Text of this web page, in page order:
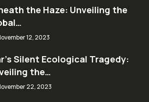
the Haze: Unveiling the
12, 2023
Silent Ecological Tragedy:
the…
22, 2023